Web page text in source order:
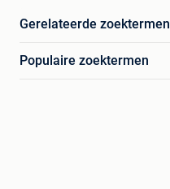
Gerelateerde zoektermen
Populaire zoektermen